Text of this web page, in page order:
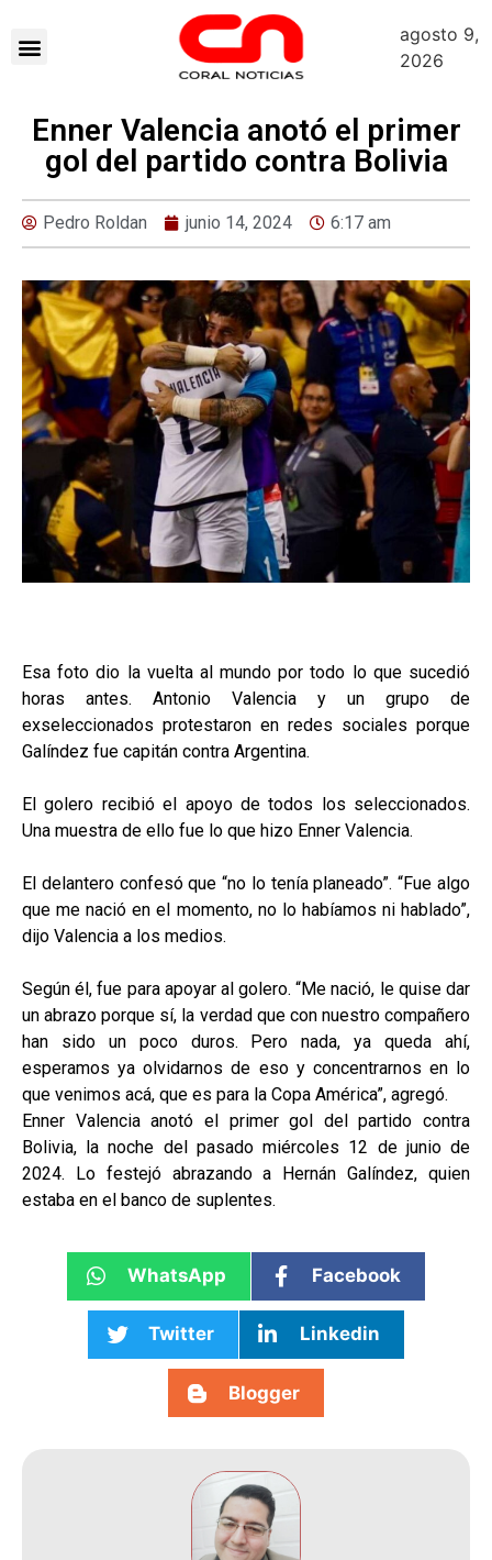
agosto 9,
2026
Enner Valencia anotó el primer
gol del partido contra Bolivia
Pedro Roldan junio 14, 2024 6:17 am
Esa foto dio la vuelta al mundo por todo lo que sucedió
horas antes. Antonio Valencia y un grupo de
exseleccionados protestaron en redes sociales porque
Galíndez fue capitán contra Argentina.
El golero recibió el apoyo de todos los seleccionados.
Una muestra de ello fue lo que hizo Enner Valencia.
El delantero confesó que “no lo tenía planeado”. “Fue algo
que me nació en el momento, no lo habíamos ni hablado”,
dijo Valencia a los medios.
Según él, fue para apoyar al golero. “Me nació, le quise dar
un abrazo porque sí, la verdad que con nuestro compañero
han sido un poco duros. Pero nada, ya queda ahí,
esperamos ya olvidarnos de eso y concentrarnos en lo
que venimos acá, que es para la Copa América”, agregó.
Enner Valencia anotó el primer gol del partido contra
Bolivia, la noche del pasado miércoles 12 de junio de
2024. Lo festejó abrazando a Hernán Galíndez, quien
estaba en el banco de suplentes.
WhatsApp Facebook
Twitter Linkedin
Blogger